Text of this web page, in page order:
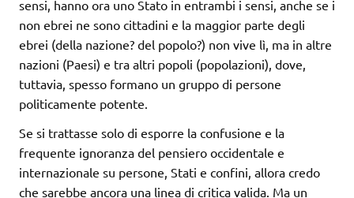
sensi, hanno ora uno Stato in entrambi i sensi, anche se i
non ebrei ne sono cittadini e la maggior parte degli
ebrei (della nazione? del popolo?) non vive lì, ma in altre
nazioni (Paesi) e tra altri popoli (popolazioni), dove,
tuttavia, spesso formano un gruppo di persone
politicamente potente.
Se si trattasse solo di esporre la confusione e la
frequente ignoranza del pensiero occidentale e
internazionale su persone, Stati e confini, allora credo
che sarebbe ancora una linea di critica valida. Ma un